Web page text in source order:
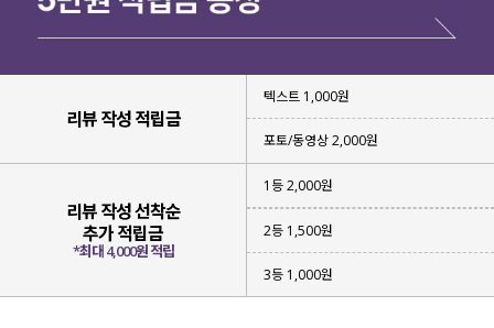
리뷰 작성 적립금
텍스트 1,000원
포토/동영상 2,000원
리뷰 작성 선착순
추가 적립금
*최대 4,000원 적립
1등 2,000원
2등 1,500원
3등 1,000원